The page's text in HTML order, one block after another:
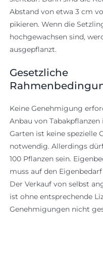
Abstand von etwa 3 cm
pikieren. Wenn die
hochgewachsen sind,
ausgepflanzt.
Gesetzliche
Keine Genehmigung
Anbau von
Garten ist keine spezielle
notwendig. Allerdings
100 Pflanzen sein.
muss auf den
Der Verkauf von selbst
ist ohne entsprechende
Genehmigungen nicht